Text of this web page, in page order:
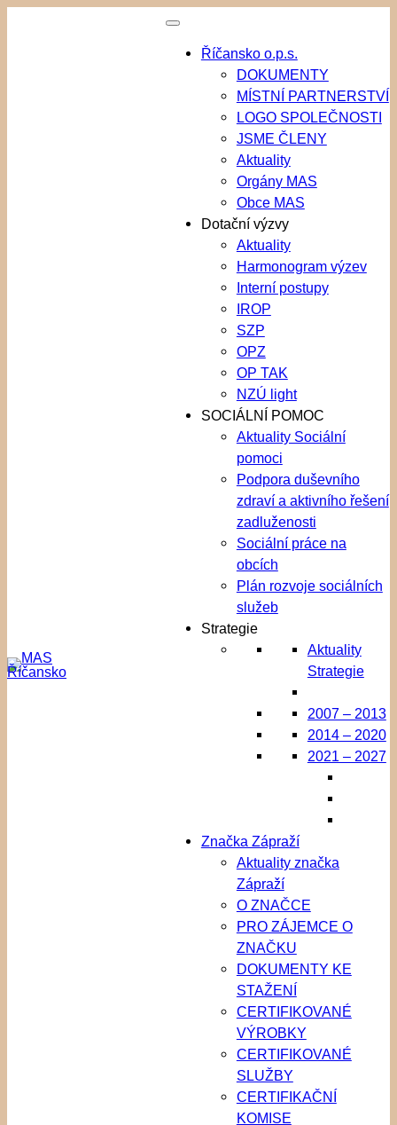
Říčansko o.p.s.
DOKUMENTY
MÍSTNÍ PARTNERSTVÍ
LOGO SPOLEČNOSTI
JSME ČLENY
Aktuality
Orgány MAS
Obce MAS
Dotační výzvy
Aktuality
Harmonogram výzev
Interní postupy
IROP
SZP
OPZ
OP TAK
NZÚ light
SOCIÁLNÍ POMOC
Aktuality Sociální
pomoci
Podpora duševního
zdraví a aktivního řešení
zadluženosti
Sociální práce na
obcích
Plán rozvoje sociálních
služeb
Strategie
Aktuality
Strategie
2007 – 2013
2014 – 2020
2021 – 2027
Značka Zápraží
Aktuality značka
Zápraží
O ZNAČCE
PRO ZÁJEMCE O
ZNAČKU
DOKUMENTY KE
STAŽENÍ
CERTIFIKOVANÉ
VÝROBKY
CERTIFIKOVANÉ
SLUŽBY
CERTIFIKAČNÍ
KOMISE